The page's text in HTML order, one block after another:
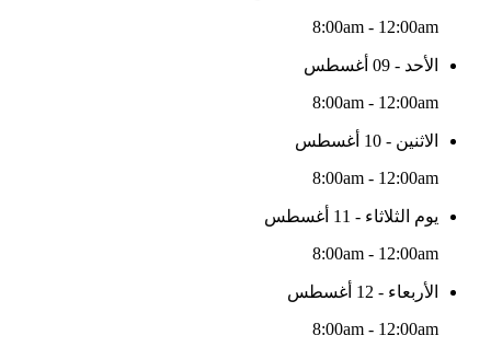
8:00am - 12:00am
الأحد - 09 أغسطس
8:00am - 12:00am
الاثنين - 10 أغسطس
8:00am - 12:00am
يوم الثلاثاء - 11 أغسطس
8:00am - 12:00am
الأربعاء - 12 أغسطس
8:00am - 12:00am